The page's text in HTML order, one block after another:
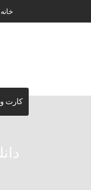
خانه
کارت